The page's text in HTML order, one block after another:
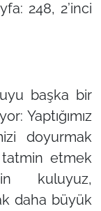
248, 2’inci
başka bir
Yaptığımız
doyurmak
tatmin etmek
kuluyuz,
daha büyük